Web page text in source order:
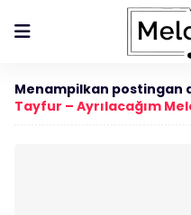
Menampilkan postingan
Tayfur – Ayrılacağım